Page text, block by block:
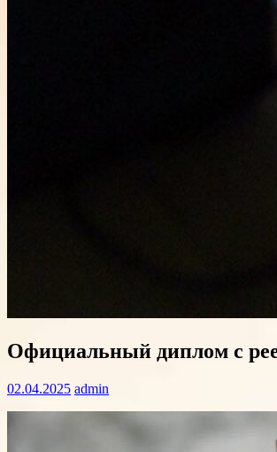
Официальный диплом с
02.04.2025 admin